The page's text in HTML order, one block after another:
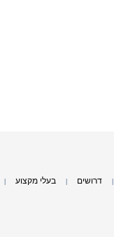
דרושים בעלי מקצוע